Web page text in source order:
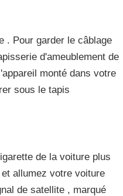
. Pour garder le câblage
d'ameublement de
monté dans votre
sous le tapis
de la voiture plus
allumez votre voiture
de satellite , marqué